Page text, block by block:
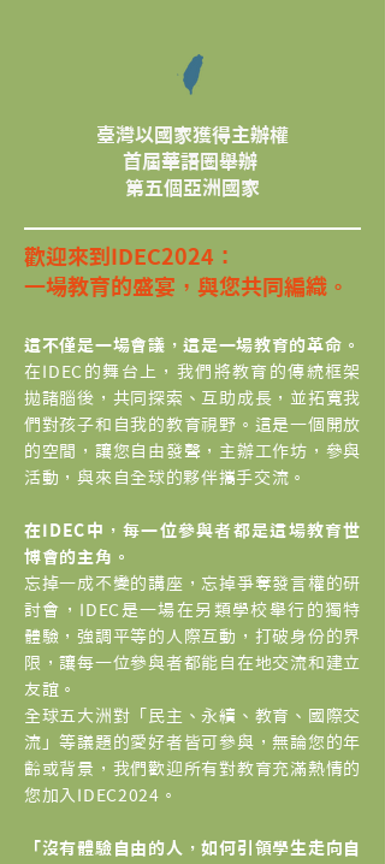
​臺灣以國家獲得主辦權
首屆華語圈舉辦
第五個亞洲國家
歡迎來到IDEC2024：
一場教育的盛宴，與您共同編織。
這不僅是一場會議，這是一場教育的革命。
在IDEC的舞台上，我們將教育的傳統框架
拋諸腦後，共同探索、互助成長，並拓寬我
們對孩子和自我的教育視野。這是一個開放
的空間，讓您自由發聲，主辦工作坊，參與
活動，與來自全球的夥伴攜手交流。
在IDEC中，每一位參與者都是這場教育世
博會的主角。
忘掉一成不變的講座，忘掉爭奪發言權的研
討會，IDEC是一場在另類學校舉行的獨特
體驗，強調平等的人際互動，打破身份的界
限，讓每一位參與者都能自在地交流和建立
友誼。
全球五大洲對「民主、永續、教育、國際交
流」等議題的愛好者皆可參與，無論您的年
齡或背景，我們歡迎所有對教育充滿熱情的
您加入IDEC2024。
「沒有體驗自由的人，如何引領學生走向自